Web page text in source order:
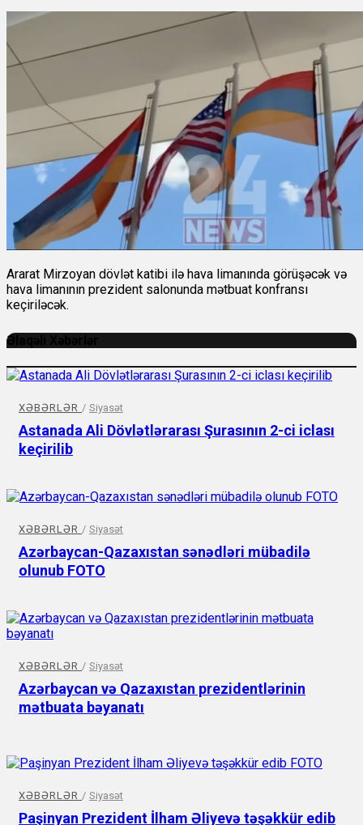
Ararat Mirzoyan dövlət katibi ilə hava limanında görüşəcək və
hava limanının prezident salonunda mətbuat konfransı
keçiriləcək.
Əlaqəli Xəbərlər
XƏBƏRLƏR / Siyasət
Astanada Ali Dövlətlərarası Şurasının 2-ci iclası
keçirilib
XƏBƏRLƏR / Siyasət
Azərbaycan-Qazaxıstan sənədləri mübadilə
olunub FOTO
XƏBƏRLƏR / Siyasət
Azərbaycan və Qazaxıstan prezidentlərinin
mətbuata bəyanatı
XƏBƏRLƏR / Siyasət
Paşinyan Prezident İlham Əliyevə təşəkkür edib